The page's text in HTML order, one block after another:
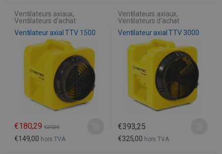
Ventilateurs axiaux,
Ventilateurs d'achat
Ventilateur axial TTV 1500
€180,29 €272,95
€149,00 hors TVA
Ventilateurs axiaux,
Ventilateurs d'achat
Ventilateur axial TTV 3000
€393,25
€325,00 hors TVA